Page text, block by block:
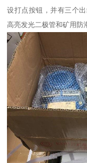
设打点按钮，并有三个
高亮发光二极管和矿用防